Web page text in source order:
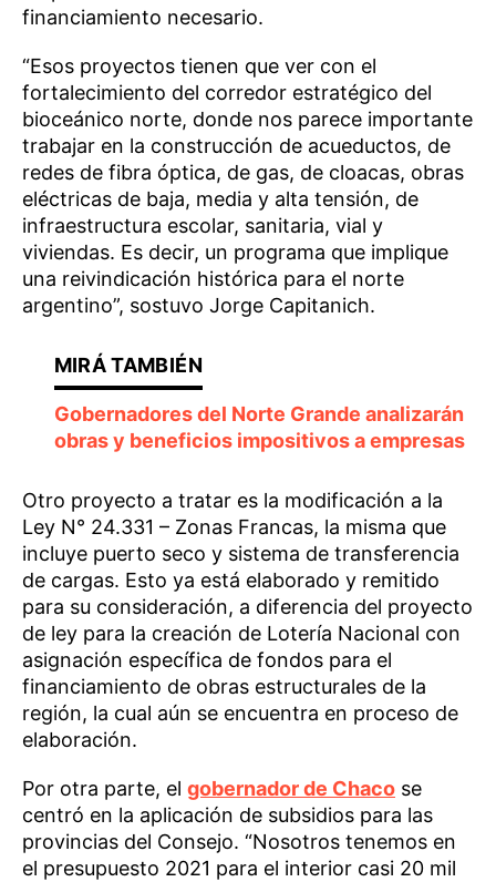
financiamiento necesario.
“Esos proyectos tienen que ver con el
fortalecimiento del corredor estratégico del
bioceánico norte, donde nos parece importante
trabajar en la construcción de acueductos, de
redes de fibra óptica, de gas, de cloacas, obras
eléctricas de baja, media y alta tensión, de
infraestructura escolar, sanitaria, vial y
viviendas. Es decir, un programa que implique
una reivindicación histórica para el norte
argentino”, sostuvo Jorge Capitanich.
Gobernadores del Norte Grande analizarán
obras y beneficios impositivos a empresas
Otro proyecto a tratar es la modificación a la
Ley N° 24.331 – Zonas Francas, la misma que
incluye puerto seco y sistema de transferencia
de cargas. Esto ya está elaborado y remitido
para su consideración, a diferencia del proyecto
de ley para la creación de Lotería Nacional con
asignación específica de fondos para el
financiamiento de obras estructurales de la
región, la cual aún se encuentra en proceso de
elaboración.
Por otra parte, el gobernador de Chaco se
centró en la aplicación de subsidios para las
provincias del Consejo. “Nosotros tenemos en
el presupuesto 2021 para el interior casi 20 mil